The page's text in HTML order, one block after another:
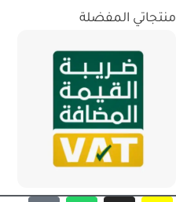
منتجاتي المفضلة